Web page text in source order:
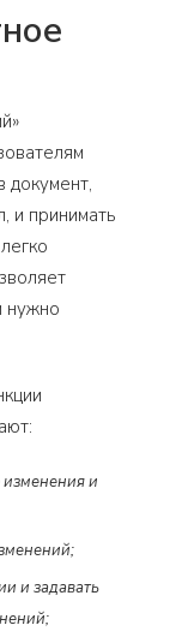
документ,
и принимать
нужно
изменения и
и задавать